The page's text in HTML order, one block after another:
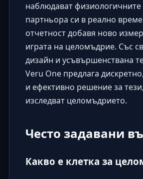
наблюдават
партньора си в реално
отчетност добавя ново
играта на целомъдрие. Със
дизайн и усъвършенствана
Veru One предлага
и ефективно решение за
изследват целомъдрието.
Често задавани
Какво е клетка за